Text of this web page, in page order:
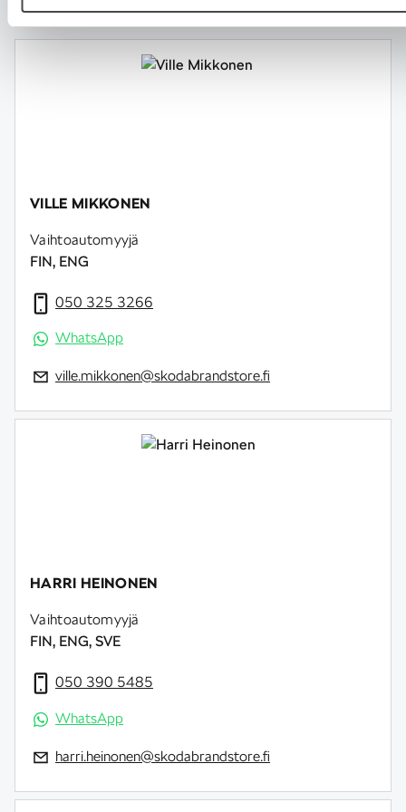
VILLE MIKKONEN
Vaihtoautomyyjä
FIN, ENG
050 325 3266
WhatsApp
ville.mikkonen@skodabrandstore.fi
HARRI HEINONEN
Vaihtoautomyyjä
FIN, ENG, SVE
050 390 5485
WhatsApp
harri.heinonen@skodabrandstore.fi